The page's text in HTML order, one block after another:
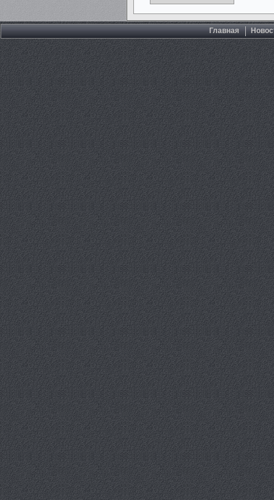
Главная